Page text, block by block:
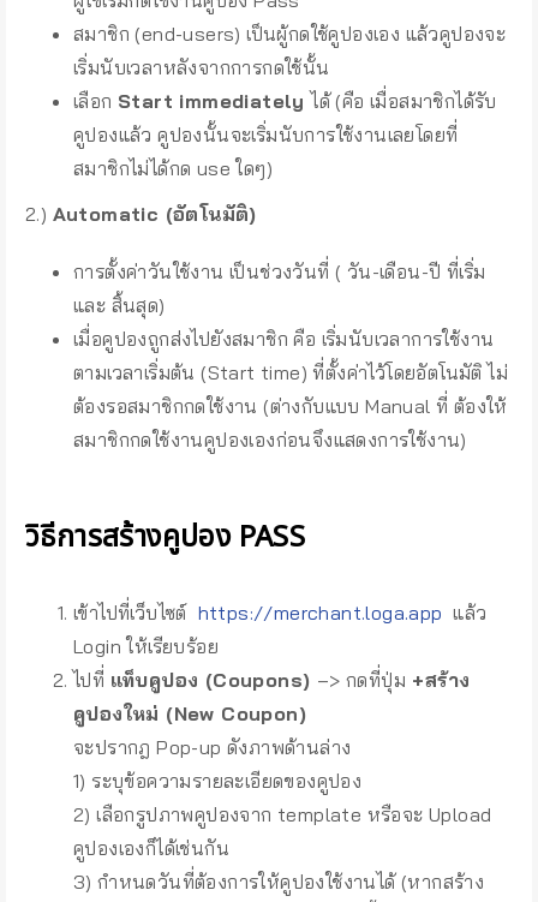
สมาชิก (end-users) เป็นผู้กดใช้คูปองเอง แล้วคูปองจะ
เริ่มนับเวลาหลังจากการกดใช้นั้น
เลือก Start immediatelyได้ (คือ เมื่อสมาชิกได้รับ
คูปองแล้ว คูปองนั้นจะเริ่มนับการใช้งานเลยโดยที่
สมาชิกไม่ได้กด use ใดๆ)
2.) Automatic (อัตโนมัติ)
การตั้งค่าวันใช้งาน เป็นช่วงวันที่ ( วัน-เดือน-ปี ที่เริ่ม
และ สิ้นสุด)
เมื่อคูปองถูกส่งไปยังสมาชิก คือ เริ่มนับเวลาการใช้งาน
ตามเวลาเริ่มต้น (Start time) ที่ตั้งค่าไว้โดยอัตโนมัติ ไม่
ต้องรอสมาชิกกดใช้งาน (ต่างกับแบบ Manual ที่ ต้องให้
สมาชิกกดใช้งานคูปองเองก่อนจึงแสดงการใช้งาน)
วิธีการสร้างคูปอง PASS
เข้าไปที่เว็บไซต์ https://merchant.loga.app แล้ว
Login ให้เรียบร้อย
ไปที่ แท็บคูปอง (Coupons) –> กดที่ปุ่ม +สร้าง
คูปองใหม่ (New Coupon)
จะปรากฎ Pop-up ดังภาพด้านล่าง
1) ระบุข้อความรายละเอียดของคูปอง
2) เลือกรูปภาพคูปองจาก template หรือจะ Upload
คูปองเองก็ได้เช่นกัน
3) กำหนดวันที่ต้องการให้คูปองใช้งานได้ (หากสร้าง